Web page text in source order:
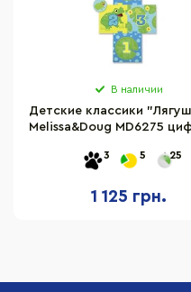
В наличии
Детские классики
Melissa&Doug MD6275
3 5 25
1 125 грн.